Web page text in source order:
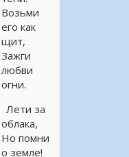
Возьми
его как
щит,
Зажги
любви
огни.
Лети за
облака,
Но помни
о земле!